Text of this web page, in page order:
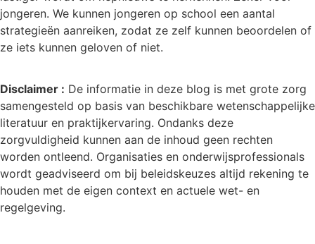
jongeren. We kunnen jongeren op school een aantal
strategieën aanreiken, zodat ze zelf kunnen beoordelen of
ze iets kunnen geloven of niet.
Disclaimer : De informatie in deze blog is met grote zorg
samengesteld op basis van beschikbare wetenschappelijke
literatuur en praktijkervaring. Ondanks deze
zorgvuldigheid kunnen aan de inhoud geen rechten
worden ontleend. Organisaties en onderwijsprofessionals
wordt geadviseerd om bij beleidskeuzes altijd rekening te
houden met de eigen context en actuele wet- en
regelgeving.